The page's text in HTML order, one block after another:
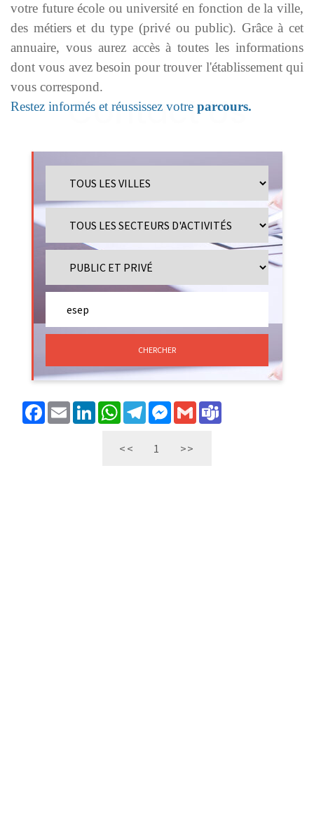
votre future école ou université en fonction de la ville,
des métiers et du type (privé ou public). Grâce à cet
annuaire, vous aurez accès à toutes les informations
dont vous avez besoin pour trouver l'établissement qui
vous correspond.
Restez informés et réussissez votre parcours.
CHERCHER
Facebook
Email LinkedInWhatsAppTelegramMessenger
Gmail
<< 1 >>